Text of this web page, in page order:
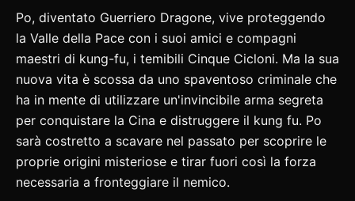
Po, diventato Guerriero Dragone, vive proteggendo
la Valle della Pace con i suoi amici e compagni
maestri di kung-fu, i temibili Cinque Cicloni. Ma la sua
nuova vita è scossa da uno spaventoso criminale che
ha in mente di utilizzare un'invincibile arma segreta
per conquistare la Cina e distruggere il kung fu. Po
sarà costretto a scavare nel passato per scoprire le
proprie origini misteriose e tirar fuori così la forza
necessaria a fronteggiare il nemico.